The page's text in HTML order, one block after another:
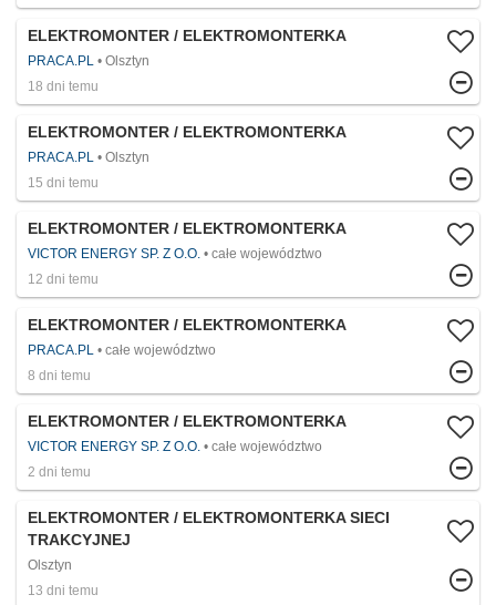
ELEKTROMONTER / ELEKTROMONTERKA
PRACA.PL
Olsztyn
18 dni temu
ELEKTROMONTER / ELEKTROMONTERKA
PRACA.PL
Olsztyn
15 dni temu
ELEKTROMONTER / ELEKTROMONTERKA
VICTOR ENERGY SP. Z O.O.
całe województwo
12 dni temu
ELEKTROMONTER / ELEKTROMONTERKA
PRACA.PL
całe województwo
8 dni temu
ELEKTROMONTER / ELEKTROMONTERKA
VICTOR ENERGY SP. Z O.O.
całe województwo
2 dni temu
ELEKTROMONTER / ELEKTROMONTERKA SIECI
TRAKCYJNEJ
Olsztyn
13 dni temu